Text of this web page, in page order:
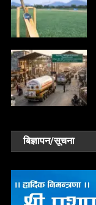
बिज्ञापन/सूचना